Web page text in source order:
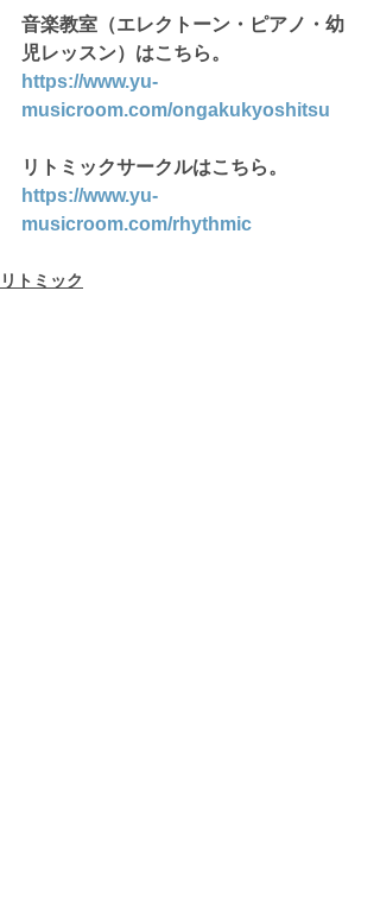
音楽教室（エレクトーン・ピアノ・幼
児レッスン）はこちら。
https://www.yu-
musicroom.com/ongakukyoshitsu
リトミックサークルはこちら。
https://www.yu-
musicroom.com/rhythmic
リトミック